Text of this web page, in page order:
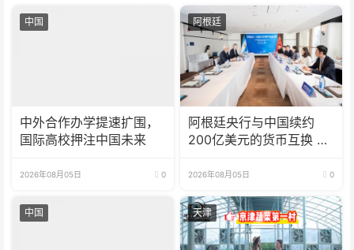
中国
中外合作办学提速扩围，
国际高校押注中国未来
2026年08月05日 0
阿根廷
阿根廷央行与中国续约
200亿美元的货币互换 有
2026年08月05日 0
中国 天津